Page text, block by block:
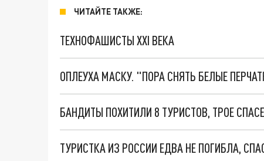
ЧИТАЙТЕ ТАКЖЕ:
ТЕХНОФАШИСТЫ XXI ВЕКА
ОПЛЕУХА МАСКУ. "ПОРА СНЯТЬ БЕЛЫЕ
ТУРИСТКА ИЗ РОССИИ ЕДВА НЕ ПОГИБЛА,